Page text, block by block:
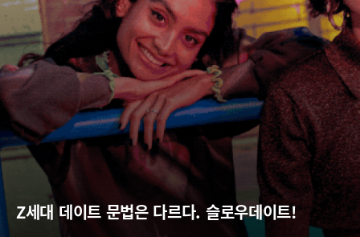
Z세대 데이트 문법은 다르다. 슬로우데이트!